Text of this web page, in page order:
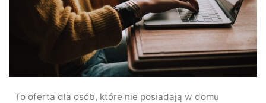
To oferta dla osób, które nie posiadają w domu